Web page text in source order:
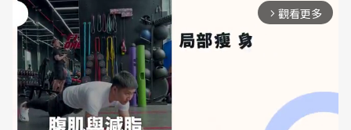
arrow_forward_ios 觀看更多